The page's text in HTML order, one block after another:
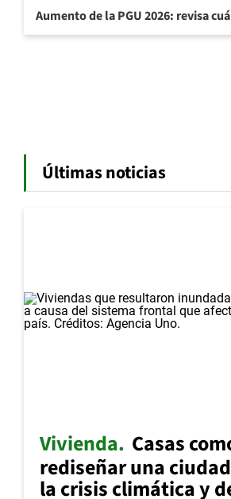
Aumento de la PGU 2026: revisa
Últimas noticias
Vivienda Casas
rediseñar una
la crisis climática y